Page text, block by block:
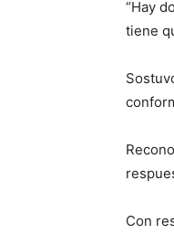
“Hay
tiene
Con